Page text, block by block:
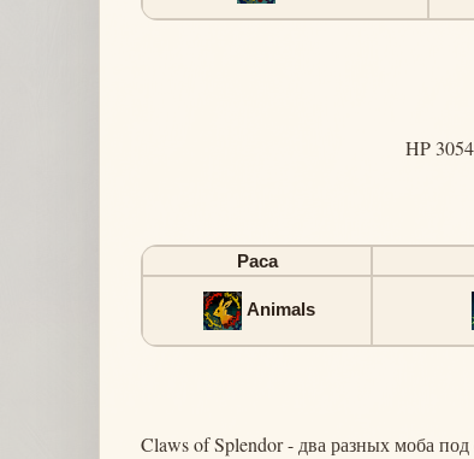
HP
Раса
Animals
Claws of Splendor - два разных моба